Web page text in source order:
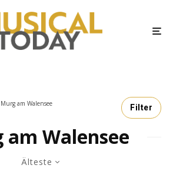
Murg am Walensee Filter
am Walensee
Älteste